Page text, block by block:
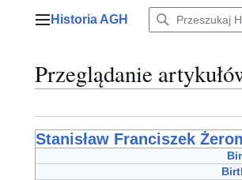
Menu główne
Historia AGH
Przeglądanie
Stanisław Franciszek